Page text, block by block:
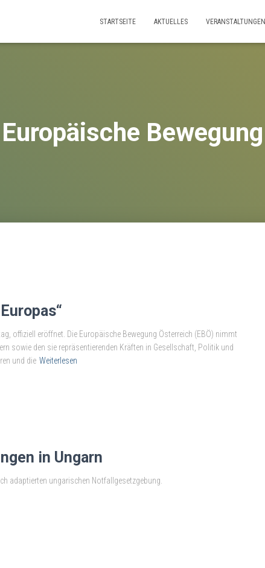
STARTSEITE AKTUELLES VERANSTALTUNGEN
Europäische Bewegung
offiziell eröffnet. Die Europäische Bewegung Österreich (EBÖ) nimmt
sowie den sie repräsentierenden Kräften in Gesellschaft, Politik und
und die Weiterlesen
in Ungarn
adaptierten ungarischen Notfallgesetzgebung.